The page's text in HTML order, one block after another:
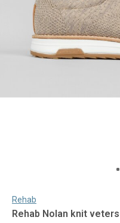
Rehab
Rehab Nolan knit